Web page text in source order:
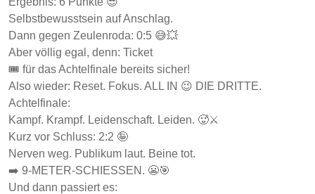
Selbstbewusstsein auf Anschlag.
Dann gegen Zeulenroda: 0:5 😅💥
Aber völlig egal, denn: Ticket
🎟️ für das Achtelfinale bereits sicher!
Also wieder: Reset. Fokus. ALL IN 😉 DIE DRITTE.
Achtelfinale:
Kampf. Krampf. Leidenschaft. Leiden. 🥵⚔️
Kurz vor Schluss: 2:2 🤪
Nerven weg. Publikum laut. Beine tot.
➡️ 9-METER-SCHIESSEN. 😬🎯
Und dann passiert es: